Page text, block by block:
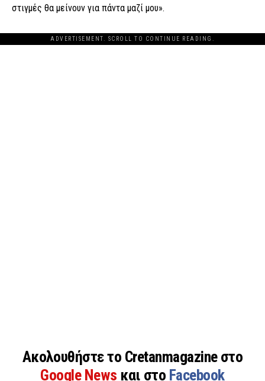
στιγμές θα μείνουν για πάντα μαζί μου».
ADVERTISEMENT. SCROLL TO CONTINUE READING.
Ακολουθήστε το Cretanmagazine στο
Google News και στο Facebook